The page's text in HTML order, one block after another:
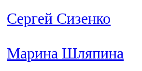
Сергей Сизенко
Марина Шляпина